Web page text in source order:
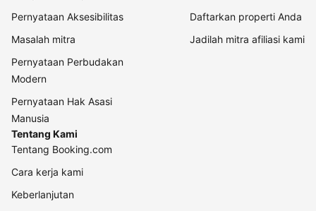
Pernyataan Aksesibilitas
Masalah mitra
Pernyataan Perbudakan
Modern
Pernyataan Hak Asasi
Manusia
Daftarkan properti Anda
Jadilah mitra afiliasi kami
Tentang Kami
Tentang Booking.com
Cara kerja kami
Keberlanjutan